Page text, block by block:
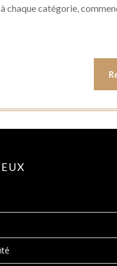
chaque catégorie,